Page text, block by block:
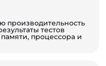
производительность
тестов
процессора и